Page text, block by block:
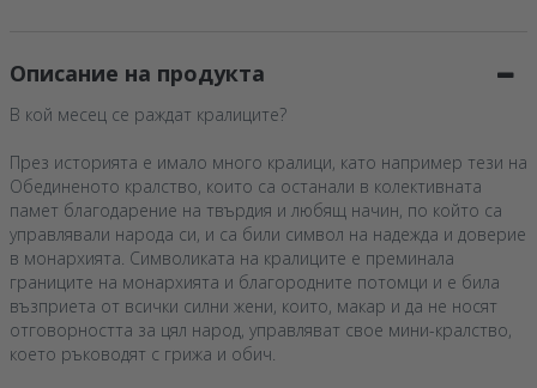
Описание на продукта
В кой месец се раждат кралиците?
През историята е имало много кралици, като например тези на
Обединеното кралство, които са останали в колективната
памет благодарение на твърдия и любящ начин, по който са
управлявали народа си, и са били символ на надежда и доверие
в монархията. Символиката на кралиците е преминала
границите на монархията и благородните потомци и е била
възприета от всички силни жени, които, макар и да не носят
отговорността за цял народ, управляват свое мини-кралство,
което ръководят с грижа и обич.